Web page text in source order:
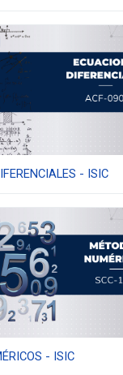
- ISIC
- ISIC
- ISIC
- ISIC